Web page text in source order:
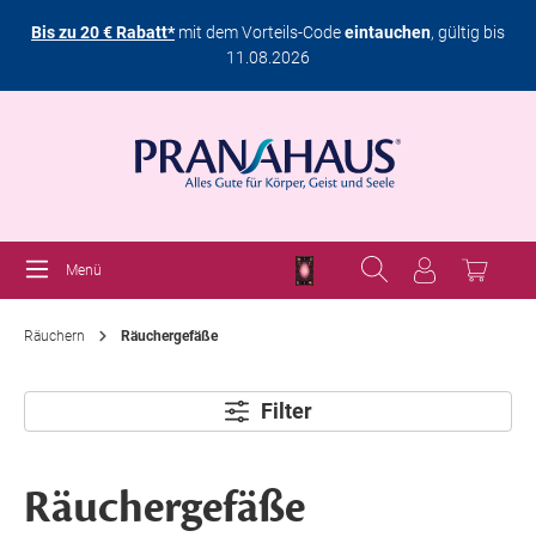
Bis zu 20 € Rabatt*mit dem Vorteils-Codeeintauchen, gültig bis
11.08.2026
Menü
Räuchern Räuchergefäße
Filter
Räuchergefäße